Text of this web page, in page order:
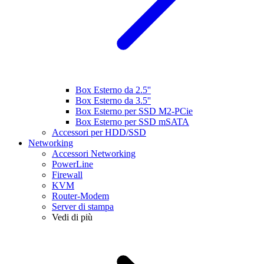
Box Esterno da 2.5''
Box Esterno da 3.5''
Box Esterno per SSD M2-PCie
Box Esterno per SSD mSATA
Accessori per HDD/SSD
Networking
Accessori Networking
PowerLine
Firewall
KVM
Router-Modem
Server di stampa
Vedi di più